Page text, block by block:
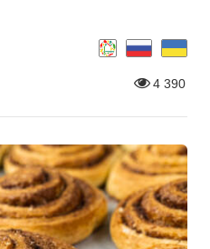
4 390